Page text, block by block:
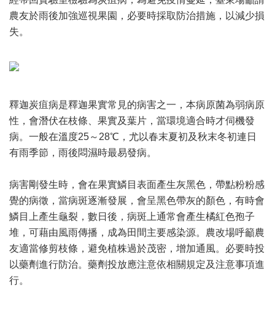
農友於雨後加強巡視果園，必要時採取防治措施，以減少損
失。
釋迦炭疽病是釋迦果實常見的病害之一，本病原菌為弱病原
性，會潛伏在枝條、果實及葉片，當環境適合時才伺機發
病。一般在溫度25～28℃，尤以春末夏初及秋末冬初連日
有雨季節，雨後悶濕時最易發病。
病害剛發生時，會在果實鱗目表面產生灰黑色，帶點粉粉感
覺的病徵，當病斑逐漸發展，會呈黑色帶灰的顏色，有時會
鱗目上產生龜裂，數日後，病斑上通常會產生橘紅色孢子
堆，可藉由風雨傳播，成為田間主要感染源。農改場呼籲農
友適當修剪枝條，避免植株過於茂密，增加通風。必要時投
以藥劑進行防治。藥劑投放應注意依相關規定及注意事項進
行。